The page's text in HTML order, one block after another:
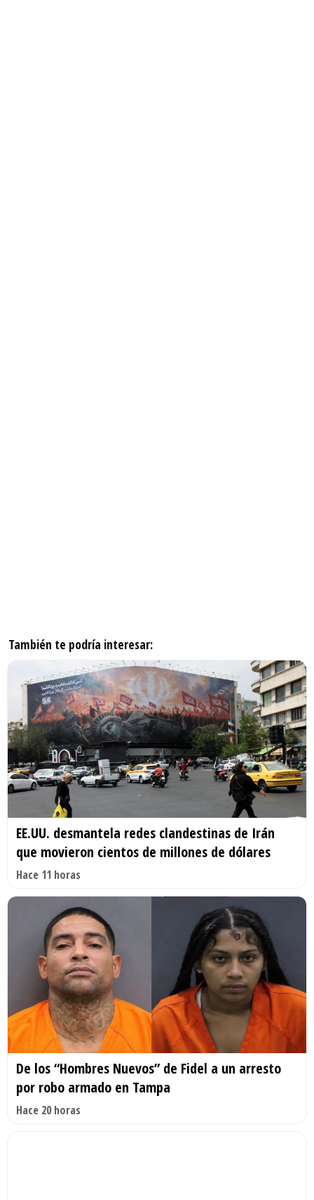
También te podría interesar:
EE.UU. desmantela redes clandestinas de Irán
que movieron cientos de millones de dólares
Hace 11 horas
De los “Hombres Nuevos” de Fidel a un arresto
por robo armado en Tampa
Hace 20 horas